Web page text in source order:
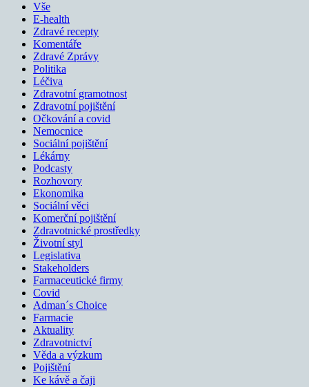
Vše
E-health
Zdravé recepty
Komentáře
Zdravé Zprávy
Politika
Léčiva
Zdravotní gramotnost
Zdravotní pojištění
Očkování a covid
Nemocnice
Sociální pojištění
Lékárny
Podcasty
Rozhovory
Ekonomika
Sociální věci
Komerční pojištění
Zdravotnické prostředky
Životní styl
Legislativa
Stakeholders
Farmaceutické firmy
Covid
Adman´s Choice
Farmacie
Aktuality
Zdravotnictví
Věda a výzkum
Pojištění
Ke kávě a čaji